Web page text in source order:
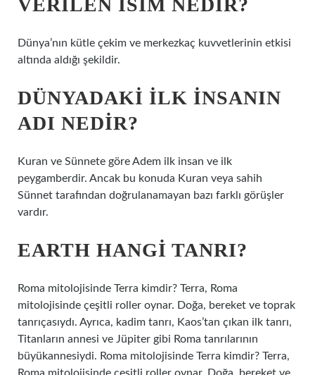
VERILEN ISIM NEDIR?
Dünya’nın kütle çekim ve merkezkaç kuvvetlerinin etkisi
altında aldığı şekildir.
DÜNYADAKI ILK INSANIN
ADI NEDIR?
Kuran ve Sünnete göre Adem ilk insan ve ilk
peygamberdir. Ancak bu konuda Kuran veya sahih
Sünnet tarafından doğrulanamayan bazı farklı görüşler
vardır.
EARTH HANGI TANRI?
Roma mitolojisinde Terra kimdir? Terra, Roma
mitolojisinde çeşitli roller oynar. Doğa, bereket ve toprak
tanrıçasıydı. Ayrıca, kadim tanrı, Kaos’tan çıkan ilk tanrı,
Titanların annesi ve Jüpiter gibi Roma tanrılarının
büyükannesiydi. Roma mitolojisinde Terra kimdir? Terra,